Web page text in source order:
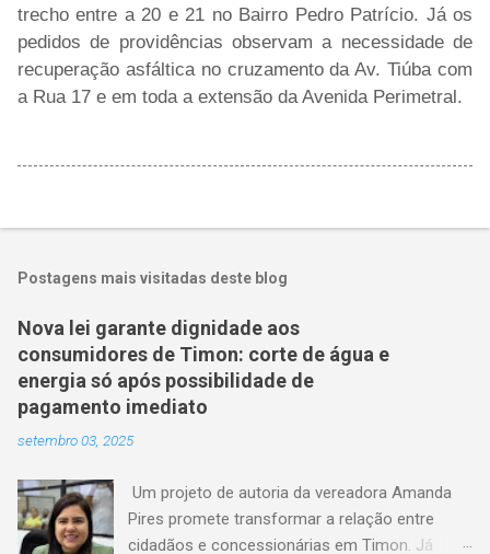
trecho entre a 20 e 21 no Bairro Pedro Patrício. Já os
pedidos de providências observam a necessidade de
recuperação asfáltica no cruzamento da Av. Tiúba com
a Rua 17 e em toda a extensão da Avenida Perimetral.
Postagens mais visitadas deste blog
Nova lei garante dignidade aos
consumidores de Timon: corte de água e
energia só após possibilidade de
pagamento imediato
setembro 03, 2025
Um projeto de autoria da vereadora Amanda
Pires promete transformar a relação entre
cidadãos e concessionárias em Timon. Já